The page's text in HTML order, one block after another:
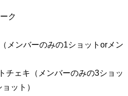
ク
メンバーのみの1ショットorメン
チェキ（メンバーのみの3ショッ
ット）